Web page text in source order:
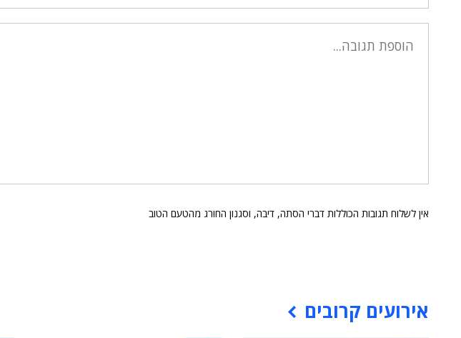
אין לשלוח תגובות הכוללות דברי הסתה, דיבה, וסגנון החורג מהטעם הטוב
אירועים קרובים